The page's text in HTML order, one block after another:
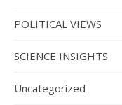
POLITICAL VIEWS
SCIENCE INSIGHTS
Uncategorized